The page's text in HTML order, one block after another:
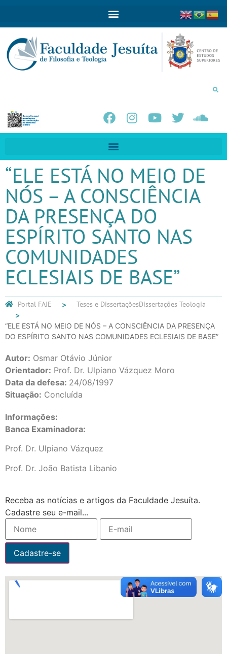
“ELE ESTÁ NO MEIO DE
NÓS – A CONSCIÊNCIA
DA PRESENÇA DO
ESPÍRITO SANTO NAS
COMUNIDADES
ECLESIAIS DE BASE”
Portal FAJE Teses e DissertaçõesDissertações Teologia
“ELE ESTÁ NO MEIO DE NÓS – A CONSCIÊNCIA DA PRESENÇA
DO ESPÍRITO SANTO NAS COMUNIDADES ECLESIAIS DE BASE”
Autor: Osmar Otávio Júnior
Orientador: Prof. Dr. Ulpiano Vázquez Moro
Data da defesa: 24/08/1997
Situação: Concluída
Informações:
Banca Examinadora:
Prof. Dr. Ulpiano Vázquez
Prof. Dr. João Batista Libanio
Receba as notícias e artigos da Faculdade Jesuíta.
Cadastre seu e-mail...